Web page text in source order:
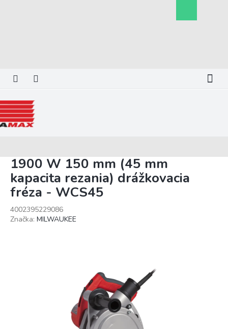
košík
1900 W 150 mm (45 mm
kapacita rezania) drážkovacia
fréza - WCS45
4002395229086
Značka: MILWAUKEE